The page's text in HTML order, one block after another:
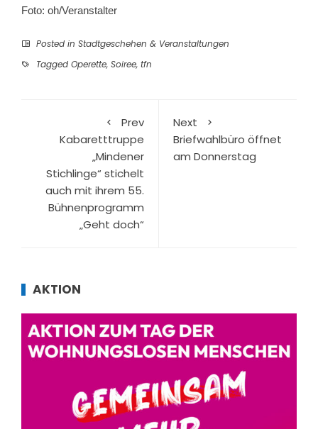
Foto: oh/Veranstalter
Posted in Stadtgeschehen & Veranstaltungen
Tagged Operette, Soiree, tfn
Prev
Kabaretttruppe
„Mindener
Stichlinge“ stichelt
auch mit ihrem 55.
Bühnenprogramm
„Geht doch“
Next
Briefwahlbüro öffnet
am Donnerstag
AKTION